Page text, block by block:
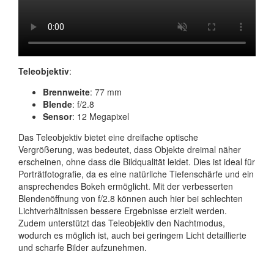
Teleobjektiv:
Brennweite: 77 mm
Blende: f/2.8
Sensor: 12 Megapixel
Das Teleobjektiv bietet eine dreifache optische
Vergrößerung, was bedeutet, dass Objekte dreimal näher
erscheinen, ohne dass die Bildqualität leidet. Dies ist ideal für
Porträtfotografie, da es eine natürliche Tiefenschärfe und ein
ansprechendes Bokeh ermöglicht. Mit der verbesserten
Blendenöffnung von f/2.8 können auch hier bei schlechten
Lichtverhältnissen bessere Ergebnisse erzielt werden.
Zudem unterstützt das Teleobjektiv den Nachtmodus,
wodurch es möglich ist, auch bei geringem Licht detaillierte
und scharfe Bilder aufzunehmen.